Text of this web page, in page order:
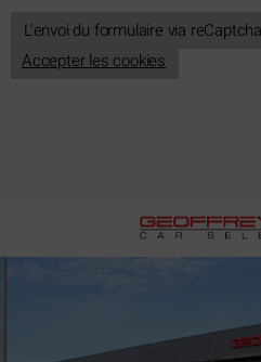
L'envoi du formulaire via
Accepter les cookies